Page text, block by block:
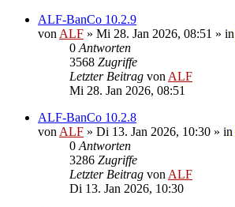
ALF-BanCo 10.2.9
von ALF » Mi 28. Jan 2026, 08:51 » in
0 Antworten
3568 Zugriffe
Letzter Beitrag von ALF
Mi 28. Jan 2026, 08:51
ALF-BanCo 10.2.8
von ALF » Di 13. Jan 2026, 10:30 » in
0 Antworten
3286 Zugriffe
Letzter Beitrag von ALF
Di 13. Jan 2026, 10:30